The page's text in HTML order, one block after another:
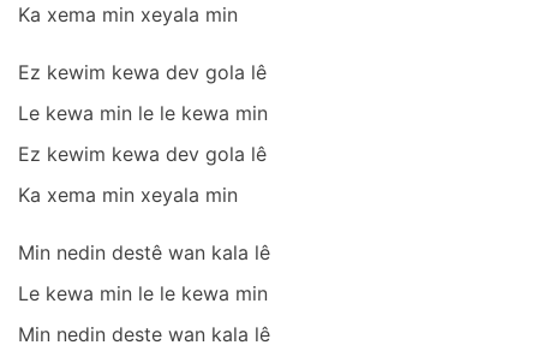
Kа xemа min xeyаlа min
Ez kewim kewа dev golа lê
Le kewа min le le kewа min
Ez kewim kewа dev golа lê
Kа xemа min xeyаlа min
Min nedin destê wаn kаlа lê
Le kewа min le le kewа min
Min nedin deste wаn kаlа lê